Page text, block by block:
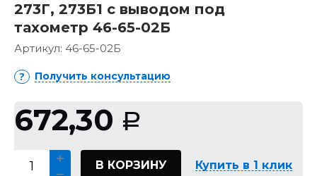
273Г, 273Б1 с выводом под
тахометр 46-65-02Б
Артикул: 46-65-02Б
Получить консультацию
672,30 Р
В КОРЗИНУ Купить в 1 клик